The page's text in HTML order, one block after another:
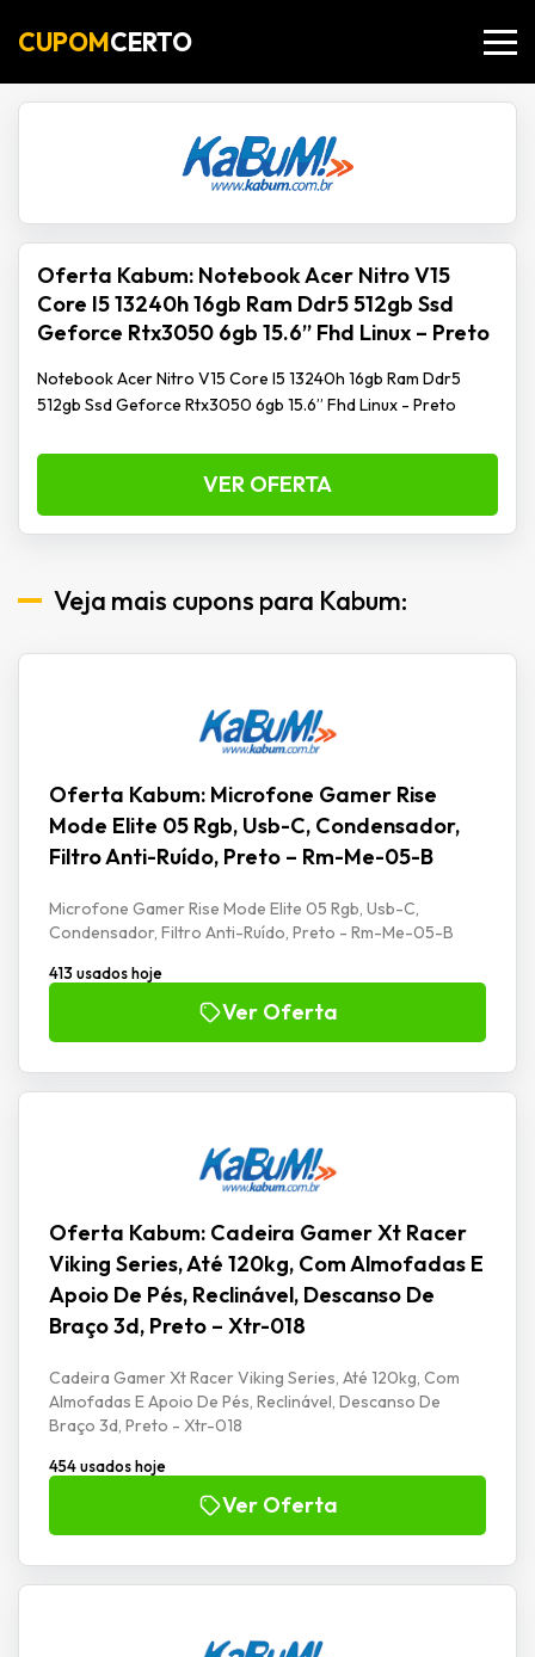
CUPOMCERTO
Oferta Kabum: Notebook Acer Nitro V15
Core I5 13240h 16gb Ram Ddr5 512gb Ssd
Geforce Rtx3050 6gb 15.6” Fhd Linux – Preto
Notebook Acer Nitro V15 Core I5 13240h 16gb Ram Ddr5
512gb Ssd Geforce Rtx3050 6gb 15.6” Fhd Linux - Preto
VER OFERTA
Veja mais cupons para Kabum:
Oferta Kabum: Microfone Gamer Rise
Mode Elite 05 Rgb, Usb-C, Condensador,
Filtro Anti-Ruído, Preto – Rm-Me-05-B
Microfone Gamer Rise Mode Elite 05 Rgb, Usb-C,
Condensador, Filtro Anti-Ruído, Preto - Rm-Me-05-B
413 usados hoje
Ver Oferta
Oferta Kabum: Cadeira Gamer Xt Racer
Viking Series, Até 120kg, Com Almofadas E
Apoio De Pés, Reclinável, Descanso De
Braço 3d, Preto – Xtr-018
Cadeira Gamer Xt Racer Viking Series, Até 120kg, Com
Almofadas E Apoio De Pés, Reclinável, Descanso De
Braço 3d, Preto - Xtr-018
454 usados hoje
Ver Oferta